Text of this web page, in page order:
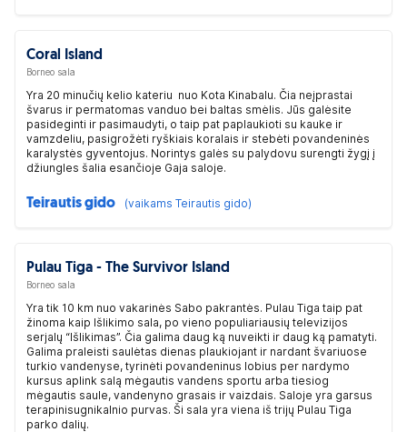
Coral Island
Borneo sala
Yra 20 minučių kelio kateriu nuo Kota Kinabalu. Čia neįprastai
švarus ir permatomas vanduo bei baltas smėlis. Jūs galėsite
pasideginti ir pasimaudyti, o taip pat paplaukioti su kauke ir
vamzdeliu, pasigrožėti ryškiais koralais ir stebėti povandeninės
karalystės gyventojus. Norintys galės su palydovu surengti žygį į
džiungles šalia esančioje Gaja saloje.
Teirautis gido (vaikams Teirautis gido)
Pulau Tiga - The Survivor Island
Borneo sala
Yra tik 10 km nuo vakarinės Sabo pakrantės. Pulau Tiga taip pat
žinoma kaip Išlikimo sala, po vieno populiariausių televizijos
serjalų “Išlikimas”. Čia galima daug ką nuveikti ir daug ką pamatyti.
Galima praleisti saulėtas dienas plaukiojant ir nardant švariuose
turkio vandenyse, tyrinėti povandeninus lobius per nardymo
kursus aplink salą mėgautis vandens sportu arba tiesiog
mėgautis saule, vandenyno grasais ir vaizdais. Saloje yra garsus
terapinisugnikalnio purvas. Ši sala yra viena iš trijų Pulau Tiga
parko dalių.